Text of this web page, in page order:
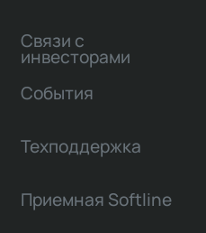
Связи с
инвесторами
События
Техподдержка
Приемная Softline